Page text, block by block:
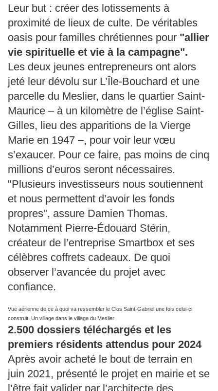
Leur but : créer des lotissements à
proximité de lieux de culte. De véritables
oasis pour familles chrétiennes pour "allier
vie spirituelle et vie à la campagne".
Les deux jeunes entrepreneurs ont alors
jeté leur dévolu sur L’Île-Bouchard et une
parcelle du Meslier, dans le quartier Saint-
Maurice – à un kilomètre de l’église Saint-
Gilles, lieu des apparitions de la Vierge
Marie en 1947 –, pour voir leur vœu
s’exaucer. Pour ce faire, pas moins de cinq
millions d’euros seront nécessaires.
"Plusieurs investisseurs nous soutiennent
et nous permettent d’avoir les fonds
propres", assure Damien Thomas.
Notamment Pierre-Édouard Stérin,
créateur de l’entreprise Smartbox et ses
célèbres coffrets cadeaux. De quoi
observer l’avancée du projet avec
confiance.
Vue aérienne de ce à quoi va ressembler le Clos Saint-Gabriel une fois celui-ci
construit. Un village dans le village du Meslier
2.500 dossiers téléchargés et les
premiers résidents attendus pour 2024
Après avoir acheté le bout de terrain en
juin 2021, présenté le projet en mairie et se
l’être fait valider par l’architecte des